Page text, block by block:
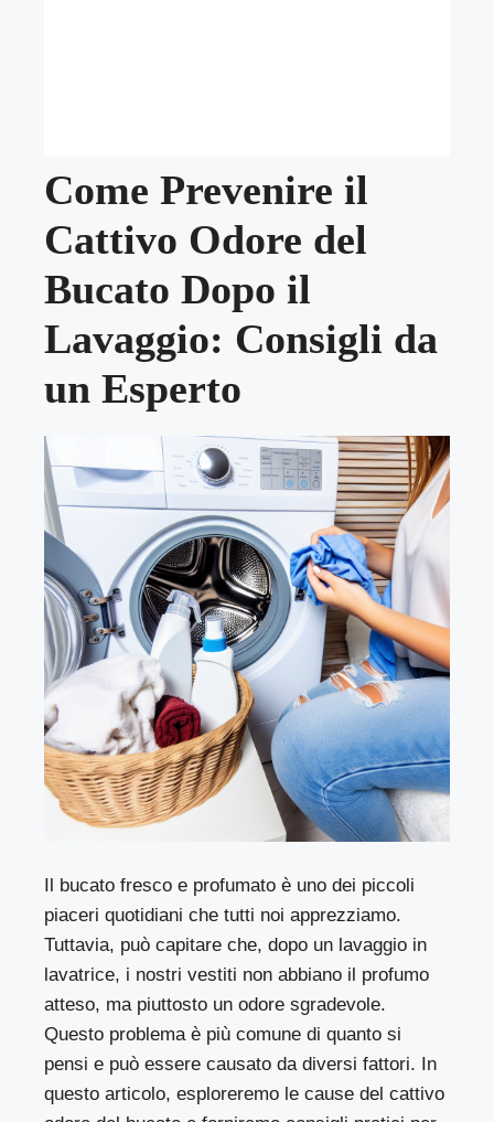
Come Prevenire il
Cattivo Odore del
Bucato Dopo il
Lavaggio: Consigli da
un Esperto
Il bucato fresco e profumato è uno dei piccoli
piaceri quotidiani che tutti noi apprezziamo.
Tuttavia, può capitare che, dopo un lavaggio in
lavatrice, i nostri vestiti non abbiano il profumo
atteso, ma piuttosto un odore sgradevole.
Questo problema è più comune di quanto si
pensi e può essere causato da diversi fattori. In
questo articolo, esploreremo le cause del cattivo